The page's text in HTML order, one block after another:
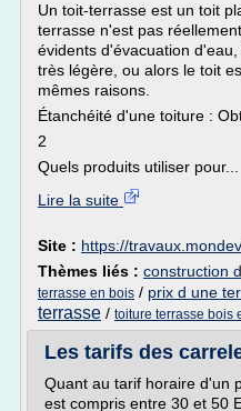
Un toit-terrasse est un toit
terrasse n'est pas
évidents d'évacuation
très légère, ou alors le toit
mêmes raisons.
Étanchéité d'une toiture :
2
Quels produits utiliser pour...
Lire la suite
Site : https://
Thèmes liés : construction
terrasse en bois / prix d une
terrasse / toiture terrasse bois
Les tarifs des
Quant au tarif horaire d'un
est compris entre 30 et 50